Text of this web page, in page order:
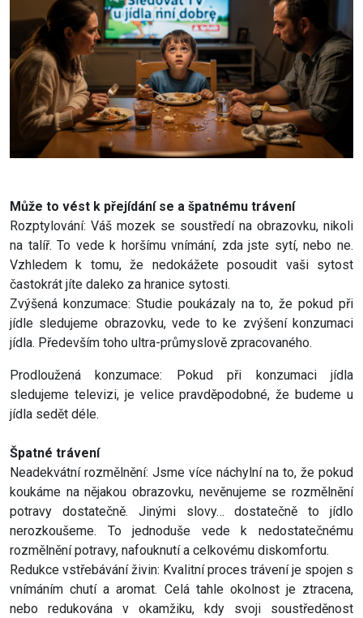
Může to vést k přejídání se a špatnému trávení
Rozptylování: Váš mozek se soustředí na obrazovku, nikoli
na talíř. To vede k horšímu vnímání, zda jste sytí, nebo ne.
Vzhledem k tomu, že nedokážete posoudit vaši sytost
častokrát jíte daleko za hranice sytosti.
Zvýšená konzumace: Studie poukázaly na to, že pokud při
jídle sledujeme obrazovku, vede to ke zvýšení konzumaci
jídla. Především toho ultra-průmyslově zpracovaného.
Prodloužená konzumace: Pokud při konzumaci jídla
sledujeme televizi, je velice pravděpodobné, že budeme u
jídla sedět déle.
Špatné trávení
Neadekvátní rozmělnění: Jsme více náchylní na to, že pokud
koukáme na nějakou obrazovku, nevěnujeme se rozmělnění
potravy dostatečně. Jinými slovy… dostatečně to jídlo
nerozkoušeme. To jednoduše vede k nedostatečnému
rozmělnění potravy, nafouknutí a celkovému diskomfortu.
Redukce vstřebávání živin: Kvalitní proces trávení je spojen s
vnímáním chutí a aromat. Celá tahle okolnost je ztracena,
nebo redukována v okamžiku, kdy svoji soustředěnost